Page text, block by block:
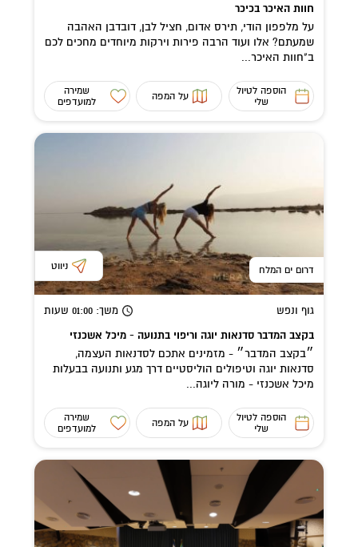
חוות האיכר בכיכר
על מלפפון הודי, תירס אדום, חציל לבן, דובדבן האהבה
שמעתם? אלו ועוד הרבה פירות וירקות מיוחדים מחכים לכם
ב"חוות האיכר...
הוספה לטיול
שלי
על המפה
שמירה
למועדפים
דרום ים המלח ניווט
גוף ונפש משך: 01:00 שעות
בקצב המדבר סדנאות יוגה וריפוי בתנועה - מיכל אשכנזי
״בקצב המדבר״ - מזמינים אתכם לסדנאות העצמה,
סדנאות יוגה וטיפולים הוליסטיים דרך מגע ותנועה בבעלות
מיכל אשכנזי - מורה ליוגה...
הוספה לטיול
שלי
על המפה
שמירה
למועדפים